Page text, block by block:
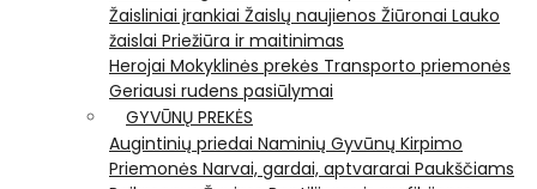
Žaisliniai įrankiai Žaislų naujienos Žiūronai Lauko
žaislai Priežiūra ir maitinimas
Herojai Mokyklinės prekės Transporto priemonės
Geriausi rudens pasiūlymai
GYVŪNŲ PREKĖS
Augintinių priedai Naminių Gyvūnų Kirpimo
Priemonės Narvai, gardai, aptvararai Paukščiams